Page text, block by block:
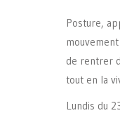
Posture,
de rentrer
tout en la
Lundis du